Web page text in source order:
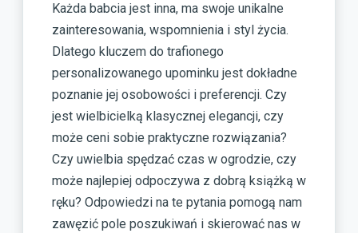
Każda babcia jest inna, ma swoje unikalne
zainteresowania, wspomnienia i styl życia.
Dlatego kluczem do trafionego
personalizowanego upominku jest dokładne
poznanie jej osobowości i preferencji. Czy
jest wielbicielką klasycznej elegancji, czy
może ceni sobie praktyczne rozwiązania?
Czy uwielbia spędzać czas w ogrodzie, czy
może najlepiej odpoczywa z dobrą książką w
ręku? Odpowiedzi na te pytania pomogą nam
zawęzić pole poszukiwań i skierować nas w